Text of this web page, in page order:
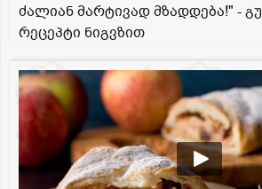
ძალიან მარტივად მზადდება!" -
რეცეპტი ნიგვზით